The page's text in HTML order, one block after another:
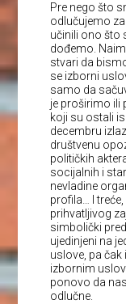
Pre nego što
odlučujemo
učinili ono što
dođemo.
stvari da
se izborni
samo da
je proširimo ili
koji su ostali
decembru
društvenu
političkih
socijalnih i
nevladine
profila… I
prihvatljivog
simbolički
ujedinjeni na
uslove, pa
izbornim
ponovo da
odlučne.